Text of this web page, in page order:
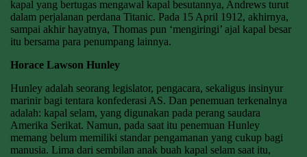
kapal yang bertugas mengawal kapal besutannya, Andrews turut
dalam perjalanan perdana Titanic. Pada 15 April 1912, akhirnya,
sampai akhir hayatnya, Thomas pun ‘mengiringi’ ajal kapal besar
itu bersama para penumpang lainnya.
Horace Lawson Hunley
Hunley adalah seorang legislator, pengacara, sekaligus insinyur
marinir bagi tentara konfederasi AS. Dan penemuan terkenalnya
adalah: kapal selam, yang digunakan pada perang saudara
Amerika Serikat. Namun, pada saat itu penemuan Hunley
memang belum memiliki standar pengamanan yang cukup bagi
manusia. Lima dari sembilan anak buah kapal selam saat itu,